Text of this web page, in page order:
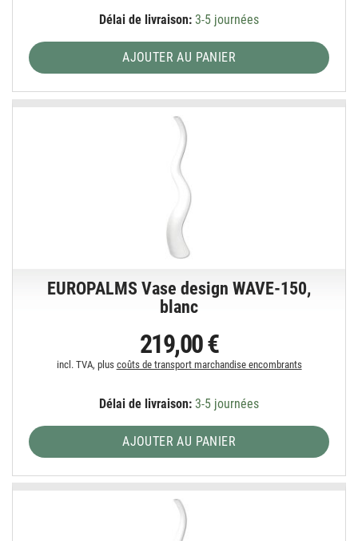
Délai de livraison: 3-5 journées
AJOUTER AU PANIER
EUROPALMS Vase design WAVE-150,
blanc
219,00 €
incl. TVA, plus coûts de transport marchandise encombrants
Délai de livraison: 3-5 journées
AJOUTER AU PANIER